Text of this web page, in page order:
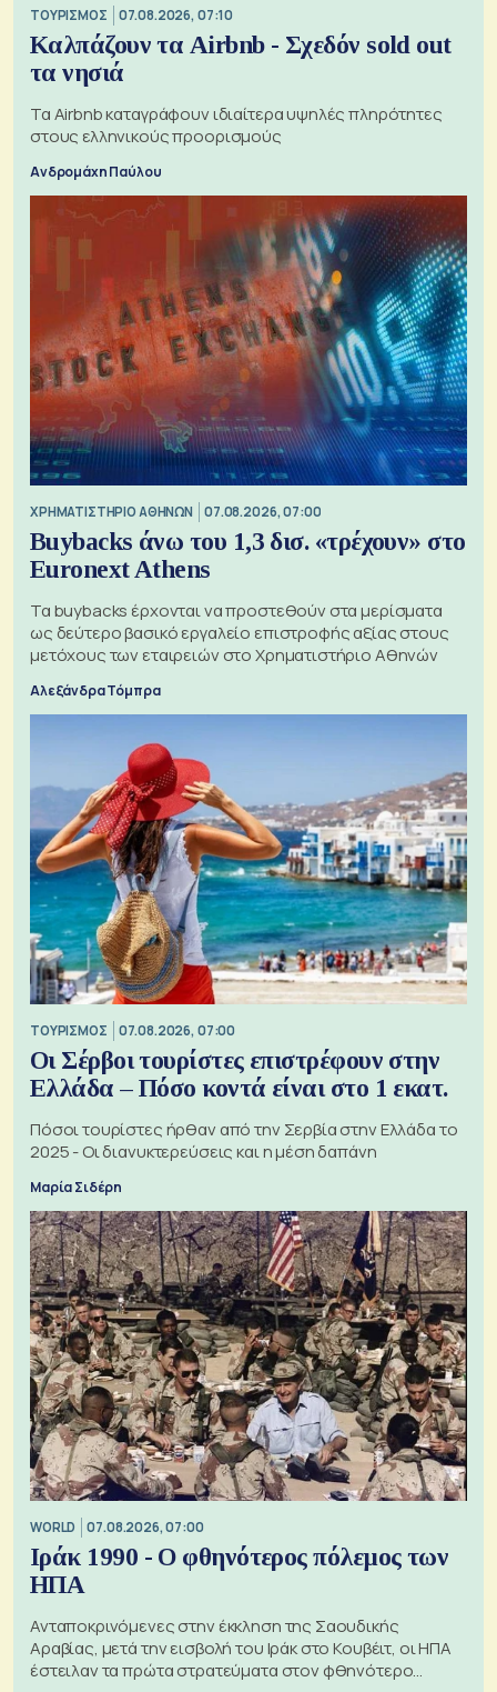
ΤΟΥΡΙΣΜΟΣ 07.08.2026, 07:10
Καλπάζουν τα Airbnb - Σχεδόν sold out
τα νησιά
Τα Airbnb καταγράφουν ιδιαίτερα υψηλές πληρότητες
στους ελληνικούς προορισμούς
Ανδρομάχη Παύλου
XΡΗΜΑΤΙΣΤΗΡΙΟ ΑΘΗΝΩΝ 07.08.2026, 07:00
Buybacks άνω του 1,3 δισ. «τρέχουν» στο
Euronext Athens
Τα buybacks έρχονται να προστεθούν στα μερίσματα
ως δεύτερο βασικό εργαλείο επιστροφής αξίας στους
μετόχους των εταιρειών στο Χρηματιστήριο Αθηνών
Αλεξάνδρα Τόμπρα
ΤΟΥΡΙΣΜΟΣ 07.08.2026, 07:00
Οι Σέρβοι τουρίστες επιστρέφουν στην
Ελλάδα – Πόσο κοντά είναι στο 1 εκατ.
Πόσοι τουρίστες ήρθαν από την Σερβία στην Ελλάδα το
2025 - Οι διανυκτερεύσεις και η μέση δαπάνη
Μαρία Σιδέρη
WORLD 07.08.2026, 07:00
Ιράκ 1990 - Ο φθηνότερος πόλεμος των
ΗΠΑ
Ανταποκρινόμενες στην έκκληση της Σαουδικής
Αραβίας, μετά την εισβολή του Ιράκ στο Κουβέιτ, οι ΗΠΑ
έστειλαν τα πρώτα στρατεύματα στον φθηνότερο